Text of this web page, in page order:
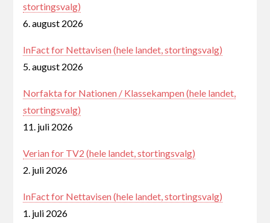
stortingsvalg)
6. august 2026
InFact for Nettavisen (hele landet, stortingsvalg)
5. august 2026
Norfakta for Nationen / Klassekampen (hele landet,
stortingsvalg)
11. juli 2026
Verian for TV2 (hele landet, stortingsvalg)
2. juli 2026
InFact for Nettavisen (hele landet, stortingsvalg)
1. juli 2026